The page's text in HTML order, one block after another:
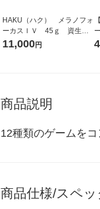
HAKU（ハク） メラノフォ
ーカスＩＶ 45ｇ 資生
堂 おまけ付き
11,000円
商品説明
12種類のゲームをコ
商品仕様/スペッ